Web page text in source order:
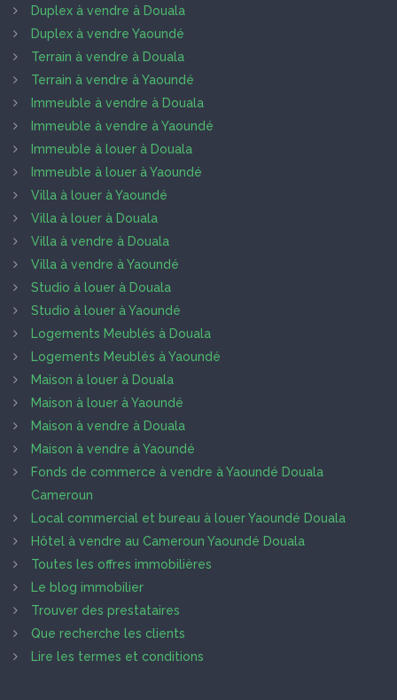
Duplex à vendre à Douala
Duplex à vendre Yaoundé
Terrain à vendre à Douala
Terrain à vendre à Yaoundé
Immeuble à vendre à Douala
Immeuble à vendre à Yaoundé
Immeuble à louer à Douala
Immeuble à louer à Yaoundé
Villa à louer à Yaoundé
Villa à louer à Douala
Villa à vendre à Douala
Villa à vendre à Yaoundé
Studio à louer à Douala
Studio à louer à Yaoundé
Logements Meublés à Douala
Logements Meublés à Yaoundé
Maison à louer à Douala
Maison à louer à Yaoundé
Maison à vendre à Douala
Maison à vendre à Yaoundé
Fonds de commerce à vendre à Yaoundé Douala
Cameroun
Local commercial et bureau à louer Yaoundé Douala
Hôtel à vendre au Cameroun Yaoundé Douala
Toutes les offres immobilières
Le blog immobilier
Trouver des prestataires
Que recherche les clients
Lire les termes et conditions